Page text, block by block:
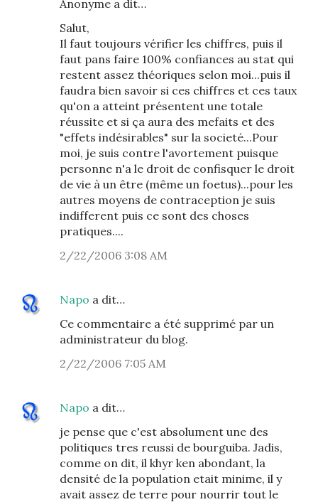
Anonyme a dit…
Salut,
Il faut toujours vérifier les chiffres, puis il
faut pans faire 100% confiances au stat qui
restent assez théoriques selon moi...puis il
faudra bien savoir si ces chiffres et ces taux
qu'on a atteint présentent une totale
réussite et si ça aura des mefaits et des
"effets indésirables" sur la societé...Pour
moi, je suis contre l'avortement puisque
personne n'a le droit de confisquer le droit
de vie à un être (même un foetus)...pour les
autres moyens de contraception je suis
indifferent puis ce sont des choses
pratiques....
2/22/2006 3:08 AM
Napo a dit…
Ce commentaire a été supprimé par un
administrateur du blog.
2/22/2006 7:05 AM
Napo a dit…
je pense que c'est absolument une des
politiques tres reussi de bourguiba. Jadis,
comme on dit, il khyr ken abondant, la
densité de la population etait minime, il y
avait assez de terre pour nourrir tout le